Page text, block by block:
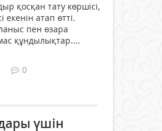
қосқан тату көршісі,
атап өтті.
пен өзара
құндылықтар....
0
үшін